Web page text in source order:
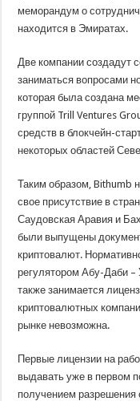
меморандум о
находится в Эмиратах.
Две компании создадут
заниматься вопросами
которая была создана
группой Trill Ventures
средств в блокчейн-
некоторых областей
Таким образом, Bithumb
свое присутствие в
Саудовская Аравия и
были выпущены
криптовалют.
регулятором Абу-Даби –
также занимается
криптовалютных
рынке невозможна.
Первые лицензии на
выдавать уже в первом
получением разрешения